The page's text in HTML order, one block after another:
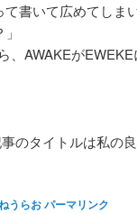
書いて広めてしま
、AWAKEが
のタイトルは私の
うらおパーマリンク